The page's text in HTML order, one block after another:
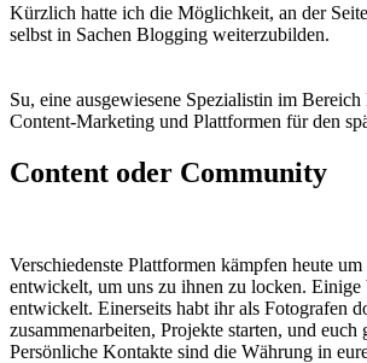
Kürzlich hatte ich die Möglichkeit, an der
selbst in Sachen Blogging weiterzubilden.
Su, eine ausgewiesene Spezialistin im
Content-Marketing und Plattformen für den
Content oder Community
Verschiedenste Plattformen kämpfen heute
entwickelt, um uns zu ihnen zu locken. Einige
entwickelt. Einerseits habt ihr als Fotografen
zusammenarbeiten, Projekte starten, und
Persönliche Kontakte sind die Währung in